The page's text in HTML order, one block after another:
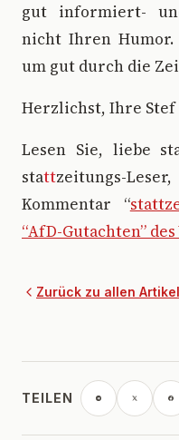
gut informiert-
nicht Ihren Humor.
um gut durch die
Herzlichst, Ihre Stef
Lesen Sie, liebe
stattzeitungs-
Kommentar “
“AfD-Gutachten”
Zurück zu allen
TEILEN